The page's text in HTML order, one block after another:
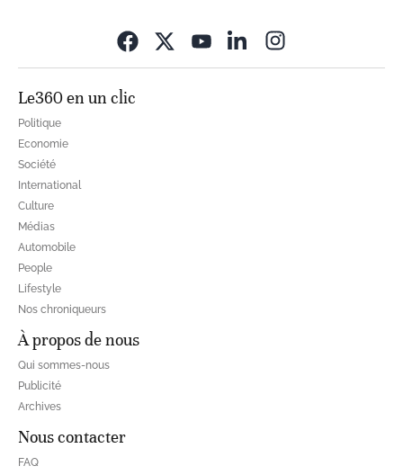
Le360 en un clic
Politique
Economie
Société
International
Culture
Médias
Automobile
People
Lifestyle
Nos chroniqueurs
À propos de nous
Qui sommes-nous
Publicité
Archives
Nous contacter
FAQ